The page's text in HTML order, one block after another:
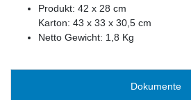
Produkt: 42 x 28 cm
Karton: 43 x 33 x 30,5 cm
Netto Gewicht: 1,8 Kg
Dokumente